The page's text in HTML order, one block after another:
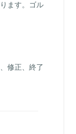
ます。ゴル
修正、終了